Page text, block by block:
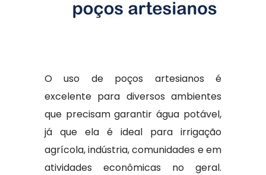
O uso de poços artesianos é
excelente para diversos ambientes
que precisam garantir água potável,
já que ela é ideal para irrigação
agrícola, indústria, comunidades e em
atividades econômicas no geral.